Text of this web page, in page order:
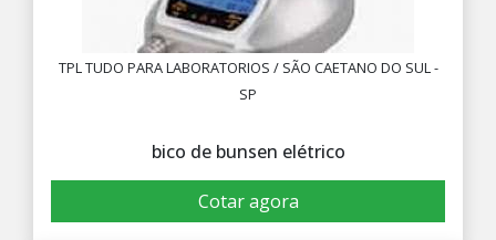
TPL TUDO PARA LABORATORIOS / SÃO CAETANO DO SUL -
SP
bico de bunsen elétrico
Cotar agora